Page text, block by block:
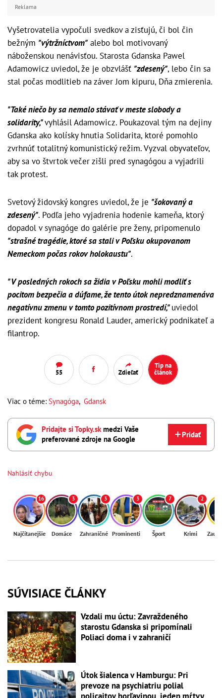
Reklama
Vyšetrovatelia vypočuli svedkov a zisťujú, či bol čin
bežným "výtržníctvom" alebo bol motivovaný
náboženskou nenávisťou. Starosta Gdanska Pawel
Adamowicz uviedol, že je obzvlášť "zdesený", lebo čin sa
stal počas modlitieb na záver Jom kipuru, Dňa zmierenia.
"Také niečo by sa nemalo stávať v meste slobody a
solidarity,"vyhlásil Adamowicz. Poukazoval tým na dejiny
Gdanska ako kolísky hnutia Solidarita, ktoré pomohlo
zvrhnúť totalitný komunistický režim. Vyzval obyvateľov,
aby sa vo štvrtok večer zišli pred synagógou a vyjadrili
tak protest.
Svetový židovský kongres uviedol, že je "šokovaný a
zdesený". Podľa jeho vyjadrenia hodenie kameňa, ktorý
dopadol v synagóge do galérie pre ženy, pripomenulo
"strašné tragédie, ktoré sa stali v Poľsku okupovanom
Nemeckom počas rokov holokaustu".
"V posledných rokoch sa židia v Poľsku mohli modliť s
pocitom bezpečia a dúfame, že tento útok nepredznamenáva
negatívnu zmenu v tomto pozitívnom prostredí,"uviedol
prezident kongresu Ronald Lauder, americký podnikateľ a
filantrop.
55 Zdieľať
Tip na
článok
Viac o téme: Synagóga, Gdansk
Pridajte si Topky.skmedzi Vaše
preferované zdroje na Google
Pridať
Nahlásiť chybu
16
Najčítanejšie
3
Domáce
3
Zahraničné
3
Prominenti
7
Šport
2
Krimi
SÚVISIACE ČLÁNKY
Vzdali mu úctu: Zavraždeného
starostu Gdanska si pripomínali
Poliaci doma i v zahraničí
Útok šialenca v Hamburgu: Pri
prevoze na psychiatriu polial